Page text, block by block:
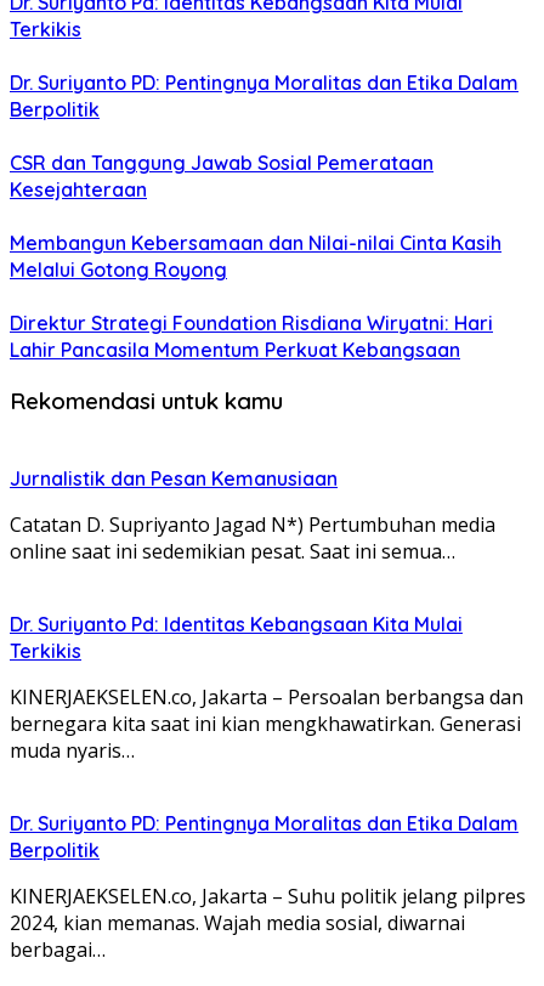
Terkikis
Dr. Suriyanto PD: Pentingnya Moralitas dan Etika Dalam
Berpolitik
CSR dan Tanggung Jawab Sosial Pemerataan
Kesejahteraan
Membangun Kebersamaan dan Nilai-nilai Cinta Kasih
Melalui Gotong Royong
Direktur Strategi Foundation Risdiana Wiryatni: Hari
Lahir Pancasila Momentum Perkuat Kebangsaan
Rekomendasi untuk kamu
Jurnalistik dan Pesan Kemanusiaan
Catatan D. Supriyanto Jagad N*) Pertumbuhan media
online saat ini sedemikian pesat. Saat ini semua…
Dr. Suriyanto Pd: Identitas Kebangsaan Kita Mulai
Terkikis
KINERJAEKSELEN.co, Jakarta – Persoalan berbangsa dan
bernegara kita saat ini kian mengkhawatirkan. Generasi
muda nyaris…
Dr. Suriyanto PD: Pentingnya Moralitas dan Etika Dalam
Berpolitik
KINERJAEKSELEN.co, Jakarta – Suhu politik jelang pilpres
2024, kian memanas. Wajah media sosial, diwarnai
berbagai…